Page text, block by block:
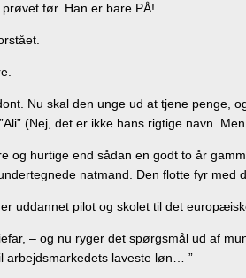
før. Han er bare PÅ!
Nu skal den unge ud at tjene
(Nej, det er ikke hans rigtige navn.
og hurtige end sådan en godt to år
natmand. Den flotte fyr med
uddannet pilot og skolet til det
– og nu ryger det spørgsmål ud af
arbejdsmarkedets laveste løn… ”